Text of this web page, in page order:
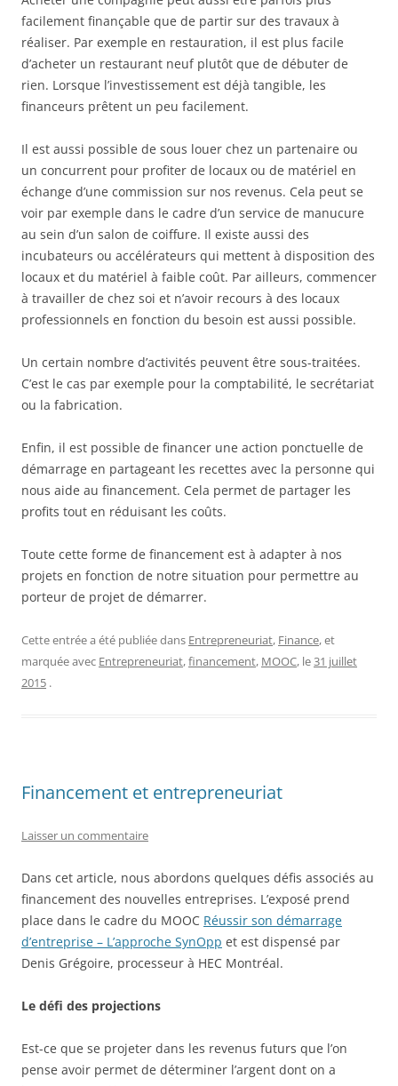
facilement finançable que de partir sur des travaux à
réaliser. Par exemple en restauration, il est plus facile
d’acheter un restaurant neuf plutôt que de débuter de
rien. Lorsque l’investissement est déjà tangible, les
financeurs prêtent un peu facilement.
Il est aussi possible de sous louer chez un partenaire ou
un concurrent pour profiter de locaux ou de matériel en
échange d’une commission sur nos revenus. Cela peut se
voir par exemple dans le cadre d’un service de manucure
au sein d’un salon de coiffure. Il existe aussi des
incubateurs ou accélérateurs qui mettent à disposition des
locaux et du matériel à faible coût. Par ailleurs, commencer
à travailler de chez soi et n’avoir recours à des locaux
professionnels en fonction du besoin est aussi possible.
Un certain nombre d’activités peuvent être sous-traitées.
C’est le cas par exemple pour la comptabilité, le secrétariat
ou la fabrication.
Enfin, il est possible de financer une action ponctuelle de
démarrage en partageant les recettes avec la personne qui
nous aide au financement. Cela permet de partager les
profits tout en réduisant les coûts.
Toute cette forme de financement est à adapter à nos
projets en fonction de notre situation pour permettre au
porteur de projet de démarrer.
Cette entrée a été publiée dans Entrepreneuriat, Finance, et
marquée avec Entrepreneuriat,financement, MOOC, le31 juillet
2015 .
Financement et entrepreneuriat
Laisser un commentaire
Dans cet article, nous abordons quelques défis associés au
financement des nouvelles entreprises. L’exposé prend
place dans le cadre du MOOC Réussir son démarrage
d’entreprise – L’approche SynOpp et est dispensé par
Denis Grégoire, processeur à HEC Montréal.
Le défi des projections
Est-ce que se projeter dans les revenus futurs que l’on
pense avoir permet de déterminer l’argent dont on a